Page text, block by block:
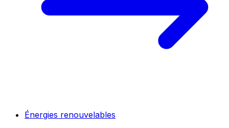
Énergies renouvelables